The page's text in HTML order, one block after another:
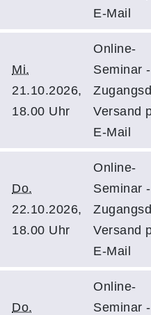
E-Mail
Mi.
21.10.2026,
18.00 Uhr
Online-
Seminar -
Versand
E-Mail
Do.
22.10.2026,
18.00 Uhr
Online-
Seminar -
Versand
E-Mail
Do.
Online-
Seminar -